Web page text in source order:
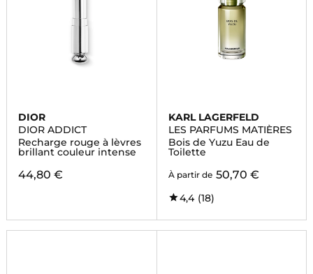
DIOR
DIOR ADDICT
Recharge rouge à lèvres
brillant couleur intense
44,80 €
KARL LAGERFELD
LES PARFUMS MATIÈRES
Bois de Yuzu Eau de
Toilette
À partir de 50,70 €
4,4 (18)